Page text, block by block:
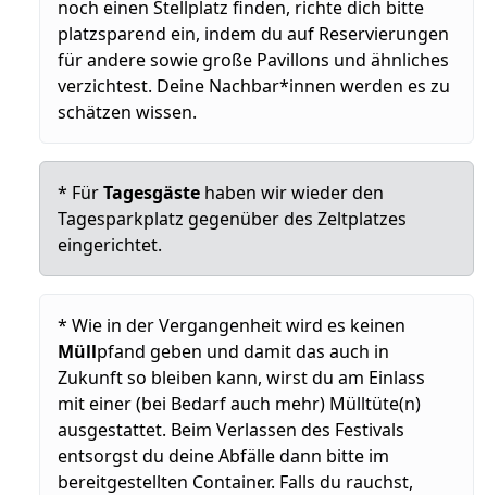
noch einen Stellplatz finden, richte dich bitte
platzsparend ein, indem du auf Reservierungen
für andere sowie große Pavillons und ähnliches
verzichtest. Deine Nachbar*innen werden es zu
schätzen wissen.
* FürTagesgäste haben wir wieder den
Tagesparkplatz gegenüber des Zeltplatzes
eingerichtet.
* Wie in der Vergangenheit wird es keinen
Müllpfand geben und damit das auch in
Zukunft so bleiben kann, wirst du am Einlass
mit einer (bei Bedarf auch mehr) Mülltüte(n)
ausgestattet. Beim Verlassen des Festivals
entsorgst du deine Abfälle dann bitte im
bereitgestellten Container. Falls du rauchst,